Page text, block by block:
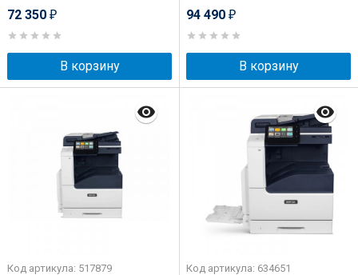
72 350 ₽
В корзину
94 490 ₽
В корзину
Код артикула: 517879 Код артикула: 634651